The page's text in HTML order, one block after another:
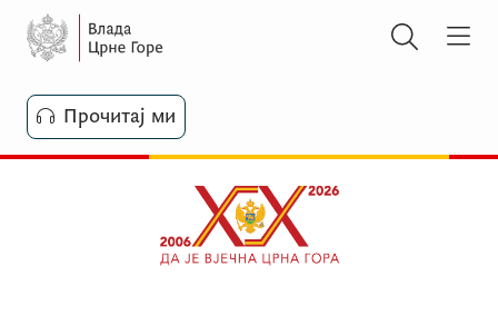
Прочитај ми